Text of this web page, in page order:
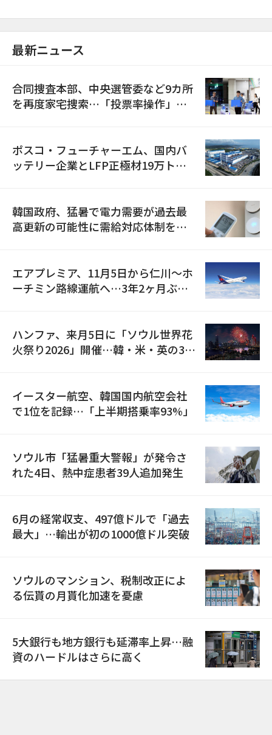
最新ニュース
合同捜査本部、中央選管委など9カ所
を再度家宅捜索…「投票率操作」の
ポスコ・フューチャーエム、国内バ
ッテリー企業とLFP正極材19万トン
韓国政府、猛暑で電力需要が過去最
高更新の可能性に需給対応体制を点
エアプレミア、11月5日から仁川〜ホ
ーチミン路線運航へ…3年2ヶ月ぶり
ハンファ、来月5日に「ソウル世界花
火祭り2026」開催…韓・米・英の3カ
イースター航空、韓国国内航空会社
で1位を記録…「上半期搭乗率93%」
ソウル市「猛暑重大警報」が発令さ
れた4日、熱中症患者39人追加発生
6月の経常収支、497億ドルで「過去
最大」…輸出が初の1000億ドル突破
ソウルのマンション、税制改正によ
る伝貰の月貰化加速を憂慮
5大銀行も地方銀行も延滞率上昇…融
資のハードルはさらに高く